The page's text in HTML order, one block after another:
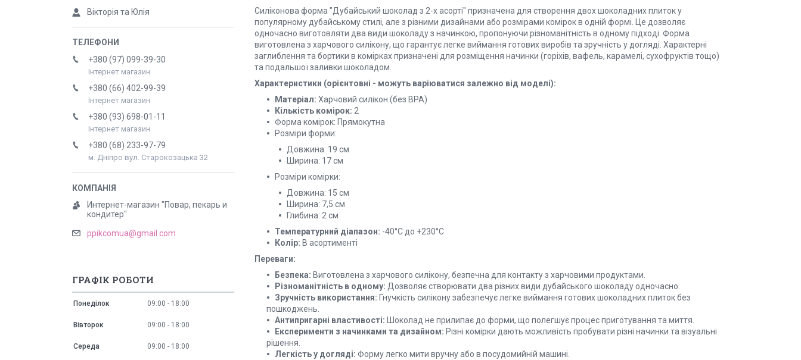
Силіконова форма "Дубайський шоколад з 2-х асорті" призначена для створення двох шоколадних плиток у
популярному дубайському стилі, але з різними дизайнами або розмірами комірок в одній формі. Це дозволяє
одночасно виготовляти два види шоколаду з начинкою, пропонуючи різноманітність в одному підході. Форма
виготовлена з харчового силікону, що гарантує легке виймання готових виробів та зручність у догляді. Характерні
заглиблення та бортики в комірках призначені для розміщення начинки (горіхів, вафель, карамелі, сухофруктів тощо)
та подальшої заливки шоколадом.
Характеристики (орієнтовні - можуть варіюватися залежно від моделі):
Матеріал: Харчовий силікон (без BPA)
Кількість комірок: 2
Форма комірок: Прямокутна
Розміри форми:
Довжина: 19 см
Ширина: 17 см
Розміри комірки:
Довжина: 15 см
Ширина: 7,5 см
Глибина: 2 см
Температурний діапазон: -40°C до +230°C
Колір: В асортименті
Переваги:
Безпека: Виготовлена з харчового силікону, безпечна для контакту з харчовими продуктами.
Різноманітність в одному: Дозволяє створювати два різних види дубайського шоколаду одночасно.
Зручність використання: Гнучкість силікону забезпечує легке виймання готових шоколадних плиток без
пошкоджень.
Антипригарні властивості: Шоколад не прилипає до форми, що полегшує процес приготування та миття.
Експерименти з начинками та дизайном: Різні комірки дають можливість пробувати різні начинки та візуальні
рішення.
Легкість у догляді: Форму легко мити вручну або в посудомийній машині.
Вікторія та Юлія
+380 (97) 099-39-30
Інтернет магазин
+380 (66) 402-99-39
Інтернет магазин
+380 (93) 698-01-11
Інтернет магазин
+380 (68) 233-97-79
м. Дніпро вул. Старокозацька 32
Интернет-магазин "Повар, пекарь и
кондитер"
ppikcomua@gmail.com
ГРАФІК РОБОТИ
Понеділок 09:00 18:00
Вівторок 09:00 18:00
Середа 09:00 18:00